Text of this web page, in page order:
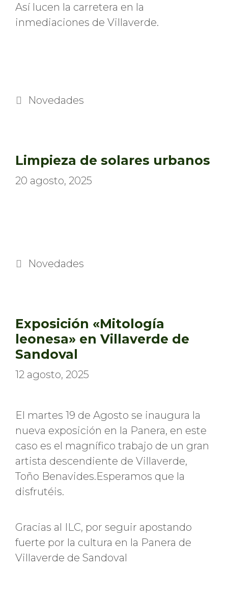
Así lucen la carretera en la
inmediaciones de Villaverde.
Categorías
Novedades
Limpieza de solares urbanos
20 agosto, 2025
Categorías
Novedades
Exposición «Mitología
leonesa» en Villaverde de
Sandoval
12 agosto, 2025
El martes 19 de Agosto se inaugura la
nueva exposición en la Panera, en este
caso es el magnífico trabajo de un gran
artista descendiente de Villaverde,
Toño Benavides.Esperamos que la
disfrutéis.
Gracias al ILC, por seguir apostando
fuerte por la cultura en la Panera de
Villaverde de Sandoval